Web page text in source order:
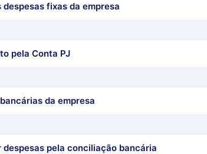
fixas da empresa
pela Conta PJ
da empresa
pela conciliação bancária